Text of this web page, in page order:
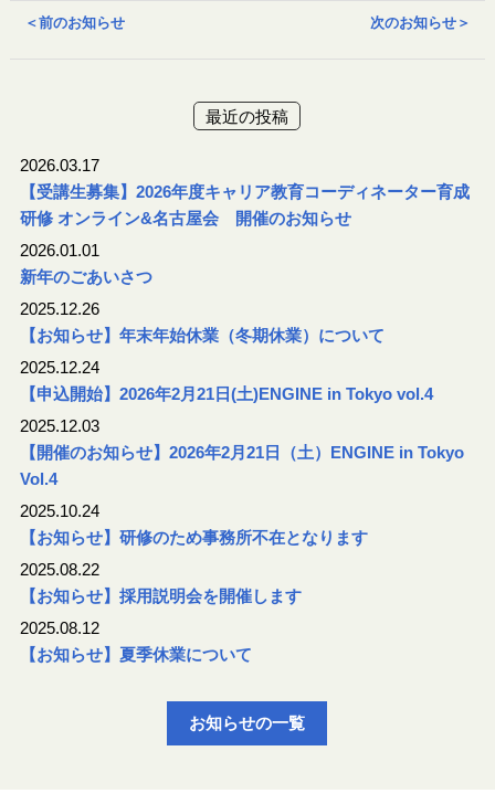
＜前のお知らせ 次のお知らせ ＞
最近の投稿
2026.03.17
【受講生募集】2026年度キャリア教育コーディネーター育成
研修 オンライン&名古屋会 開催のお知らせ
2026.01.01
新年のごあいさつ
2025.12.26
【お知らせ】年末年始休業（冬期休業）について
2025.12.24
【申込開始】2026年2月21日(土)ENGINE in Tokyo vol.4
2025.12.03
【開催のお知らせ】2026年2月21日（土）ENGINE in Tokyo
Vol.4
2025.10.24
【お知らせ】研修のため事務所不在となります
2025.08.22
【お知らせ】採用説明会を開催します
2025.08.12
【お知らせ】夏季休業について
お知らせの一覧